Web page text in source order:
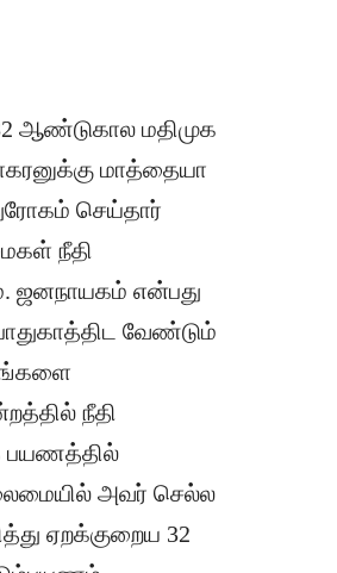
ஆண்டுகால மதிமுக
மாத்தையா
செய்தார்
நீதி
என்பது
வேண்டும்
நீதி
பயணத்தில்
அவர் செல்ல
ஏறக்குறைய 32